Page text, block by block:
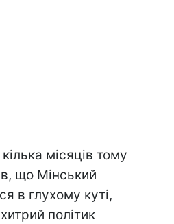
місяців тому
що Мінський
в глухому куті,
політик